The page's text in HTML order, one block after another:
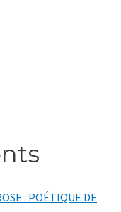
: POÉTIQUE DE